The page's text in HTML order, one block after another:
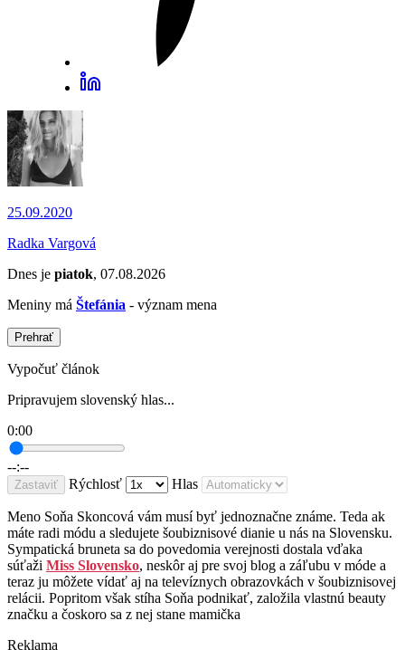
25.09.2020
Radka Vargová
Dnes je piatok, 07.08.2026
Meniny má Štefánia - význam mena
Prehrať
Vypočuť článok
Pripravujem slovenský hlas...
0:00
--:--
Zastaviť Rýchlosť Hlas
Meno Soňa Skoncová vám musí byť jednoznačne známe. Teda ak
máte radi módu a sledujete šoubiznisové dianie u nás na Slovensku.
Sympatická bruneta sa do povedomia verejnosti dostala vďaka
súťaži Miss Slovensko, neskôr aj pre svoj blog a záľubu v móde a
teraz ju môžete vídať aj na televíznych obrazovkách v šoubiznisovej
relácii. Popritom však stíha Soňa podnikať, založila vlastnú beauty
značku a čoskoro sa z nej stane mamička
Reklama